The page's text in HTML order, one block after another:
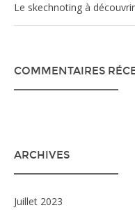
Le skechnoting à
COMMENTAIRES
ARCHIVES
juillet 2023